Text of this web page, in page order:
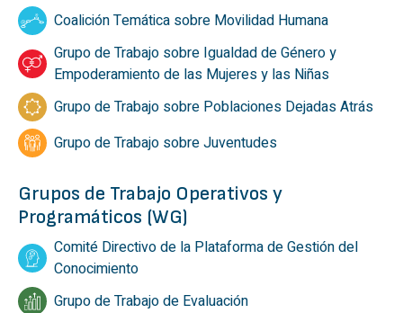
Coalición Temática sobre Movilidad Humana
Grupo de Trabajo sobre Igualdad de Género y
Empoderamiento de las Mujeres y las Niñas
Grupo de Trabajo sobre Poblaciones Dejadas Atrás
Grupo de Trabajo sobre Juventudes
Grupos de Trabajo Operativos y
Programáticos (WG)
Comité Directivo de la Plataforma de Gestión del
Conocimiento
Grupo de Trabajo de Evaluación